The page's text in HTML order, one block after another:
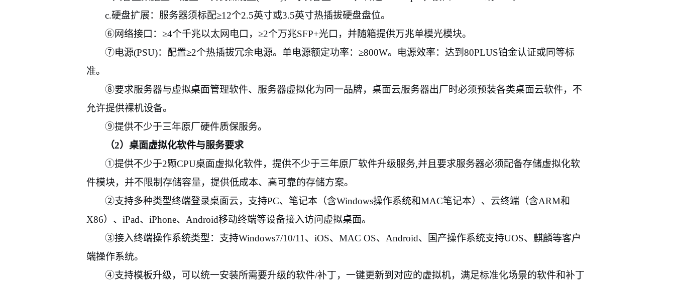
c.硬盘扩展：服务器须标配≥12个2.5英寸或3.5英寸热插拔硬盘盘位。
⑥网络接口 ： ≥4个千兆以太网电口，≥2个万兆SFP+光口，并随箱提供万兆单模光模块。
⑦电源(PSU)： 配置≥2个热插拔冗余电源。单电源额定功率：≥800W。电源效率：达到 80PLUS铂金认证或同等标
准。
⑧要求服务器与虚拟桌面管理软件、服务器虚拟化为同一品牌，桌面云服务器出厂时必须预装各类桌面云软件，不
允许提供裸机设备。
⑨提供不少于三年原厂硬件质保服务。
（2）桌面虚拟化软件与服务要求
①提供不少于2颗CPU桌面虚拟化软件，提供不少于三年原厂软件升级服务,并且要求服务器必须配备存储虚拟化软
件模块，并不限制存储容量，提供低成本、高可靠的存储方案。
②支持多种类型终端登录桌面云，支持PC、笔记本（含Windows操作系统和MAC笔记本）、云终端（含ARM和
X86）、 iPad、 iPhone、 Android移动终端等设备接入访问虚拟桌面。
③接入终端操作系统类型：支持Windows7/10/11 、 iOS、 MAC OS、 Android、国产操作系统支持UOS、麒麟等客户
端操作系统。
④支持模板升级，可以统一安装所需要升级的软件/补丁，一键更新到对应的虚拟机，满足标准化场景的软件和补丁